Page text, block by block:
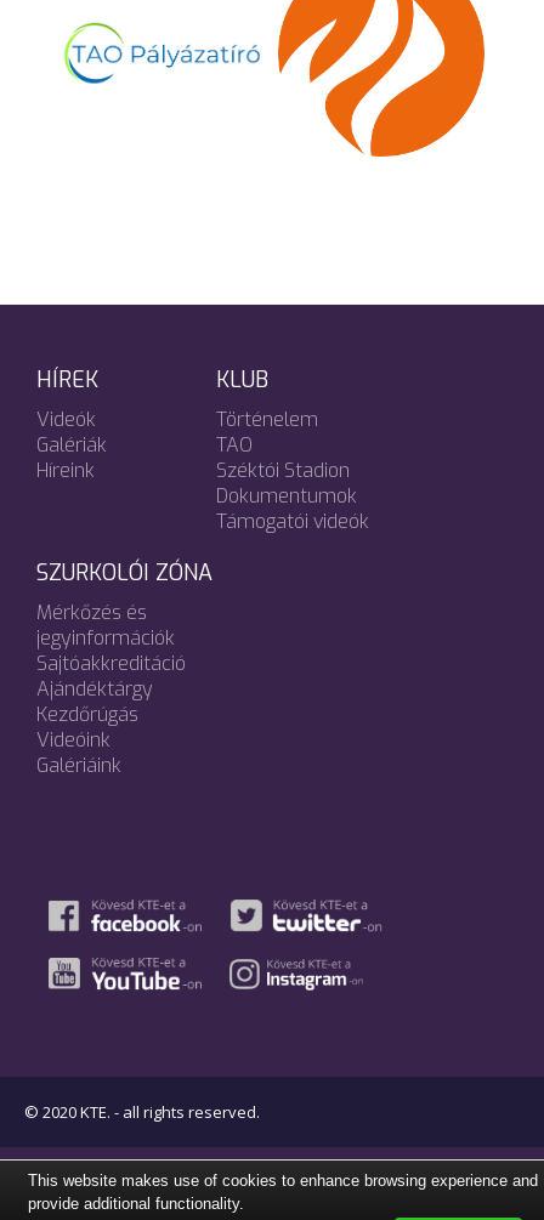
HÍREK
Videók
Galériák
Híreink
KLUB
Történelem
TAO
Széktói Stadion
Dokumentumok
Támogatói videók
SZURKOLÓI ZÓNA
Mérkőzés és
jegyinformációk
Sajtóakkreditáció
Ajándéktárgy
Kezdőrúgás
Videóink
Galériáink
© 2020 KTE. - all rights reserved.
This website makes use of cookies to enhance browsing experience and
provide additional functionality.